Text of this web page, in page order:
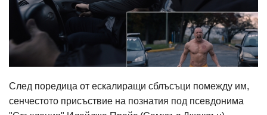
След поредица от ескалиращи сблъсъци помежду им,
сенчестото присъствие на познатия под псевдонима